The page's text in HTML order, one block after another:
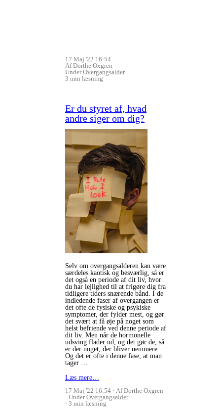
17 Maj '22 16:54
Af Dorthe Oxgren
UnderOvergangsalder
3 min læsning
Er du styret af, hvad
andre siger om dig?
Selv om overgangsalderen kan være
særdeles kaotisk og besværlig, så er
det også en periode af dit liv, hvor
du har lejlighed til at frigøre dig fra
tidligere tiders snærende bånd. I de
indledende faser af overgangen er
det ofte de fysiske og psykiske
symptomer, der fylder mest, og gør
det svært at få øje på noget som
helst befriende ved denne periode af
dit liv. Men når de hormonelle
udsving flader ud, og det gør de, så
er der noget, der bliver nemmere.
Og det er ofte i denne fase, at man
tager …
Læs mere…
17 Maj '22 16:54
Af Dorthe Oxgren
UnderOvergangsalder
3 min læsning